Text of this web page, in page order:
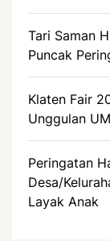
Tari Saman
Puncak
Klaten Fair
Unggulan
Peringatan
Desa/
Layak Anak